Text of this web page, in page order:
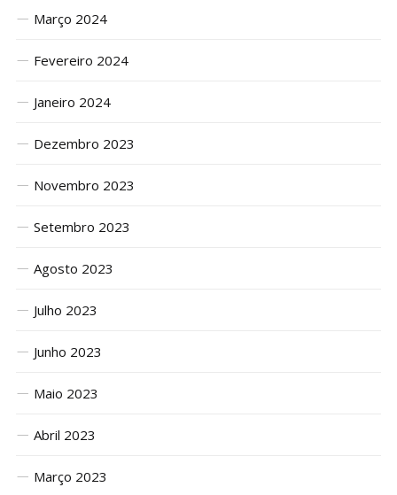
Março 2024
Fevereiro 2024
Janeiro 2024
Dezembro 2023
Novembro 2023
Setembro 2023
Agosto 2023
Julho 2023
Junho 2023
Maio 2023
Abril 2023
Março 2023